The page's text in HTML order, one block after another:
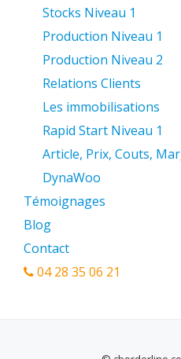
Stocks Niveau 1
Production Niveau 1
Production Niveau 2
Relations Clients
Les immobilisations
Rapid Start Niveau 1
Article, Prix, Couts,
DynaWoo
Témoignages
Blog
Contact
04 28 35 06 21